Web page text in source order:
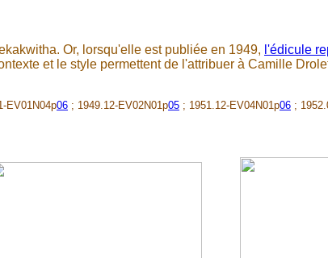
Or, lorsqu'elle est publiée en 1949, l'édicule
et le style permettent de l'attribuer à Camille
EV01N04p06 ; 1949.12-EV02N01p05 ; 1951.12-EV04N01p06 ;